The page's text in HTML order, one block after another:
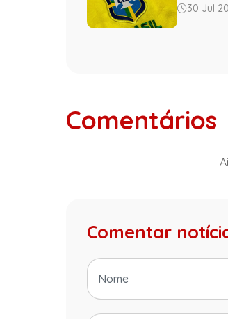
30 Jul
Comentários
Comentar